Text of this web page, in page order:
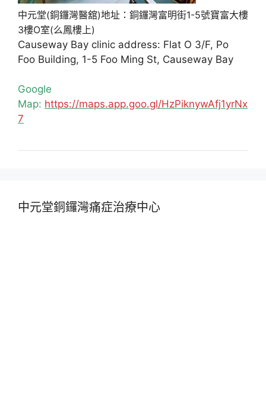
中元堂(銅鑼灣醫舘)地址：銅鑼灣富明街1-5號寶富大樓
3樓O室(么鳳樓上)
Causeway Bay clinic address: Flat O 3/F, Po
Foo Building, 1-5 Foo Ming St, Causeway Bay
Google
Map: https://maps.app.goo.gl/HzPiknywAfj1yrNx
7
中元堂銅鑼灣痛症治療中心